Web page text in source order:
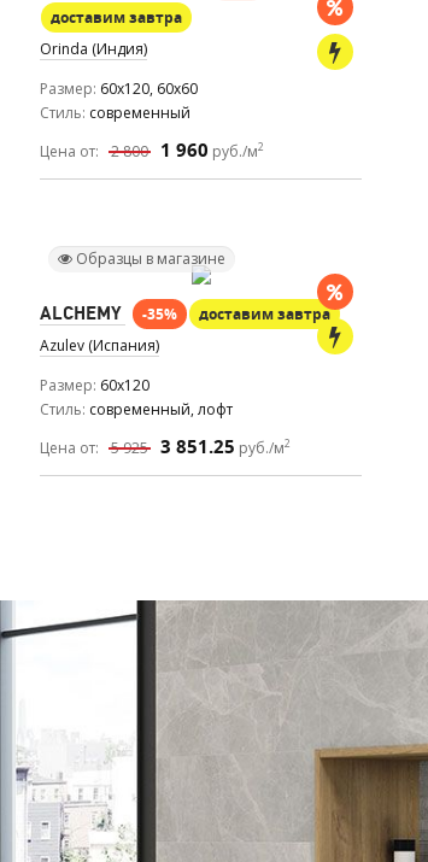
доставим завтра
Orinda (Индия)
Размер 60x120, 60x60
Стиль современный
Цена от:
2 800 1 960 руб./м2
Образцы в магазине
ALCHEMY -35%
доставим завтра
Azulev (Испания)
Размер 60x120
Стиль современный, лофт
Цена от:
5 925 3 851.25 руб./м2
коллекция испанской плитки